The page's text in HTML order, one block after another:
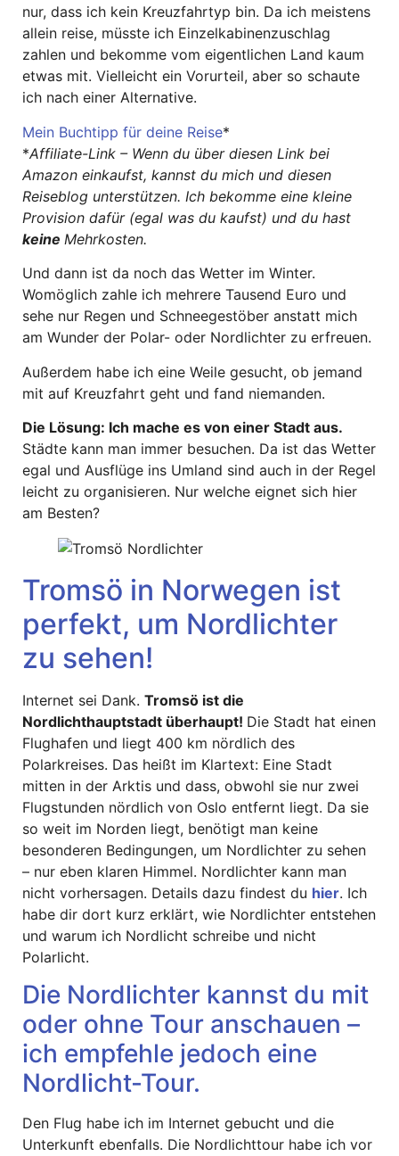
nur, dass ich kein Kreuzfahrtyp bin. Da ich meistens
allein reise, müsste ich Einzelkabinenzuschlag
zahlen und bekomme vom eigentlichen Land kaum
etwas mit. Vielleicht ein Vorurteil, aber so schaute
ich nach einer Alternative.
Mein Buchtipp für deine Reise*
*Affiliate-Link – Wenn du über diesen Link bei
Amazon einkaufst, kannst du mich und diesen
Reiseblog unterstützen. Ich bekomme eine kleine
Provision dafür (egal was du kaufst) und du hast
keine Mehrkosten.
Und dann ist da noch das Wetter im Winter.
Womöglich zahle ich mehrere Tausend Euro und
sehe nur Regen und Schneegestöber anstatt mich
am Wunder der Polar- oder Nordlichter zu erfreuen.
Außerdem habe ich eine Weile gesucht, ob jemand
mit auf Kreuzfahrt geht und fand niemanden.
Die Lösung: Ich mache es von einer Stadt aus.
Städte kann man immer besuchen. Da ist das Wetter
egal und Ausflüge ins Umland sind auch in der Regel
leicht zu organisieren. Nur welche eignet sich hier
am Besten?
Tromsö in Norwegen ist
perfekt, um Nordlichter
zu sehen!
Internet sei Dank. Tromsö ist die
Nordlichthauptstadt überhaupt! Die Stadt hat einen
Flughafen und liegt 400 km nördlich des
Polarkreises. Das heißt im Klartext: Eine Stadt
mitten in der Arktis und dass, obwohl sie nur zwei
Flugstunden nördlich von Oslo entfernt liegt. Da sie
so weit im Norden liegt, benötigt man keine
besonderen Bedingungen, um Nordlichter zu sehen
– nur eben klaren Himmel. Nordlichter kann man
nicht vorhersagen. Details dazu findest du hier. Ich
habe dir dort kurz erklärt, wie Nordlichter entstehen
und warum ich Nordlicht schreibe und nicht
Polarlicht.
Die Nordlichter kannst du mit
oder ohne Tour anschauen –
ich empfehle jedoch eine
Nordlicht-Tour.
Den Flug habe ich im Internet gebucht und die
Unterkunft ebenfalls. Die Nordlichttour habe ich vor